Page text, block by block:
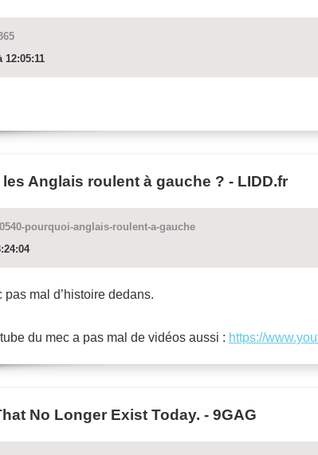
12:05:11
Anglais roulent à gauche ? - LIDD.fr
pourquoi-anglais-roulent-a-gauche
mal d’histoire dedans.
du mec a pas mal de vidéos aussi : https://
No Longer Exist Today. - 9GAG